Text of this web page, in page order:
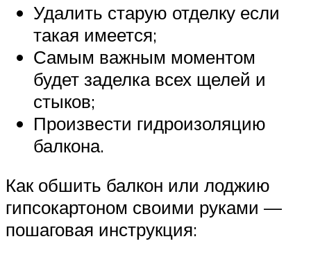
Удалить старую отделку если
такая имеется;
Самым важным моментом
будет заделка всех щелей и
стыков;
Произвести гидроизоляцию
балкона.
Как обшить балкон или лоджию
гипсокартоном своими руками —
пошаговая инструкция: